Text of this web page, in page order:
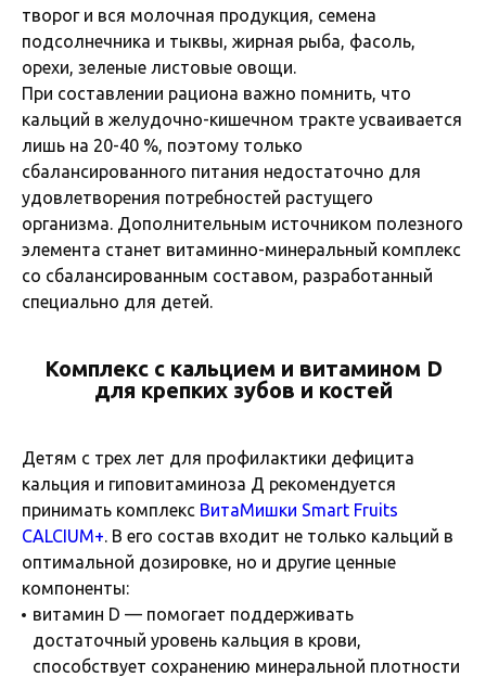
творог и вся молочная продукция, семена
подсолнечника и тыквы, жирная рыба, фасоль,
орехи, зеленые листовые овощи.
При составлении рациона важно помнить, что
кальций в желудочно-кишечном тракте усваивается
лишь на 20-40 %, поэтому только
сбалансированного питания недостаточно для
удовлетворения потребностей растущего
организма. Дополнительным источником полезного
элемента станет витаминно-минеральный комплекс
со сбалансированным составом, разработанный
специально для детей.
Комплекс с кальцием и витамином D
для крепких зубов и костей
Детям с трех лет для профилактики дефицита
кальция и гиповитаминоза Д рекомендуется
принимать комплекс ВитаМишки Smart Fruits
CALCIUM+. В его состав входит не только кальций в
оптимальной дозировке, но и другие ценные
компоненты:
витамин D — помогает поддерживать
достаточный уровень кальция в крови,
способствует сохранению минеральной плотности